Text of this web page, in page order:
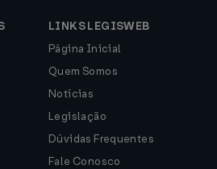
LINKS LEGISWEB
Página Inicial
Quem Somos
Notícias
Legislação
Dúvidas Frequentes
Fale Conosco